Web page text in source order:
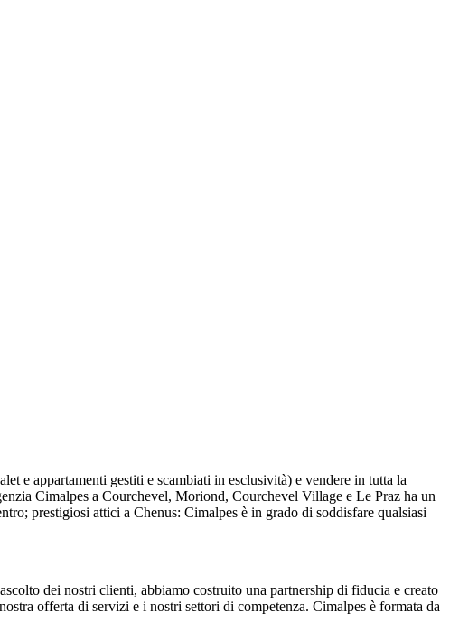
e appartamenti gestiti e scambiati in esclusività) e vendere in tutta la
Cimalpes a Courchevel, Moriond, Courchevel Village e Le Praz ha un
prestigiosi attici a Chenus: Cimalpes è in grado di soddisfare qualsiasi
dei nostri clienti, abbiamo costruito una partnership di fiducia e creato
offerta di servizi e i nostri settori di competenza. Cimalpes è formata da